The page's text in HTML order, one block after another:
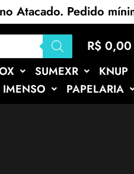
Atacado. Pedido
R$ 0,00
SUMEXR KNUP
IMENSO PAPELARIA